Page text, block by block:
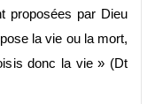
proposées par Dieu
la vie ou la mort,
donc la vie » (Dt